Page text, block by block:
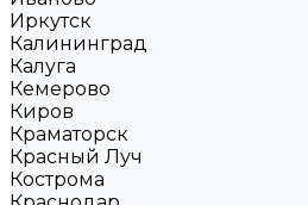
Иркутск
Калининград
Калуга
Кемерово
Киров
Краматорск
Красный Луч
Кострома